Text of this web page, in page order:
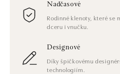
Nadčasové
Rodinné klenoty, které se
dceru i vnučku.
Designové
Díky špičkovému
technologiím.